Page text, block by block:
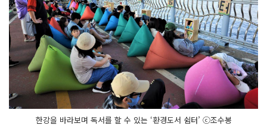
한강을 바라보며 독서를 할 수 있는 ‘환경도서 쉼터’ ⓒ조수봉